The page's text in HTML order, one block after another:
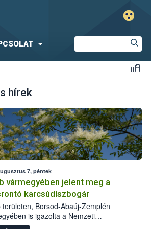
hírek
7, péntek
vármegyében jelent meg a
karcsúdíszbogár
területen, Borsod-Abaúj-Zemplén
is igazolta a Nemzeti
biztonsági Hivatal (Nébih) a